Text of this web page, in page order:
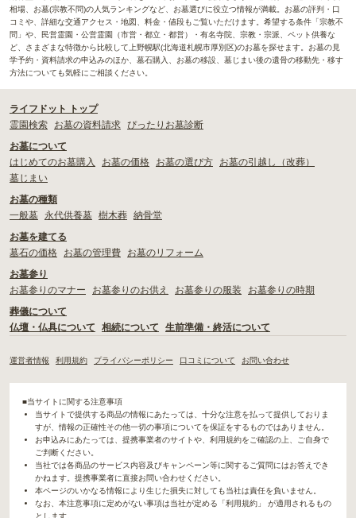
相場、お墓(宗教不問)の人気ランキングなど、お墓選びに役立つ情報が満載。お墓の評判・口
コミや、詳細な交通アクセス・地図、料金・値段もご覧いただけます。希望する条件「宗教不
問」や、民営霊園・公営霊園（市営・都立・都営）・有名寺院、宗教・宗派、ペット供養な
ど、さまざまな特徴から比較して上野幌駅(北海道札幌市厚別区)のお墓を探せます。お墓の見
学予約・資料請求の申込みのほか、墓石購入、お墓の移設、墓じまい後の遺骨の移動先・移す
方法についても気軽にご相談ください。
ライフドット トップ
霊園検索
お墓の資料請求 ぴったりお墓診断
お墓について
はじめてのお墓購入
お墓の価格 お墓の選び方
お墓の引越し（改葬）
墓じまい
お墓の種類
一般墓
永代供養墓 樹木葬 納骨堂
お墓を建てる
墓石の価格
お墓の管理費
お墓のリフォーム
お墓参り
お墓参りのマナー
お墓参りのお供え お墓参りの服装
お墓参りの時期
葬儀について
仏壇・仏具について
相続について 生前準備・終活について
運営者情報 利用規約 プライバシーポリシー 口コミについて お問い合わせ
■当サイトに関する注意事項
当サイトで提供する商品の情報にあたっては、十分な注意を払って提供しておりま
すが、情報の正確性その他一切の事項についてを保証をするものではありません。
お申込みにあたっては、提携事業者のサイトや、利用規約をご確認の上、ご自身で
ご判断ください。
当社では各商品のサービス内容及びキャンペーン等に関するご質問にはお答えでき
かねます。提携事業者に直接お問い合わせください。
本ページのいかなる情報により生じた損失に対しても当社は責任を負いません。
なお、本注意事項に定めがない事項は当社が定める「利用規約」 が適用されるもの